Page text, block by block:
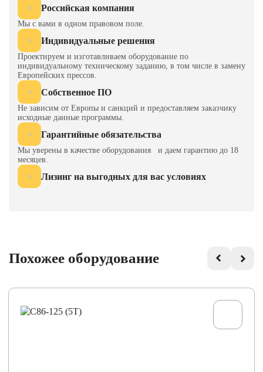
Российская компания
Мы с вами в одном правовом поле.
Индивидуальные решения
Проектируем и изготавливаем оборудование по
индивидуальному техническому заданию, в том числе в замену
Европейских прессов.
Собственное ПО
Не зависим от Европы и санкций и предоставляем заказчику
исходные данные программы.
Гарантийные обязательства
Мы уверены в качестве оборудования и даем гарантию до 18
месяцев.
Лизинг на выгодных для вас условиях
Похожее оборудование